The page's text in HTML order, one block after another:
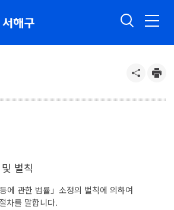
벌칙
에 관한 법률」소정의 벌칙에 의하여
차를 말합니다.